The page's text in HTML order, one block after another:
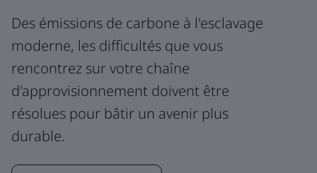
Des émissions de carbone à l'esclavage
moderne, les difficultés que vous
rencontrez sur votre chaîne
d'approvisionnement doivent être
résolues pour bâtir un avenir plus
durable.